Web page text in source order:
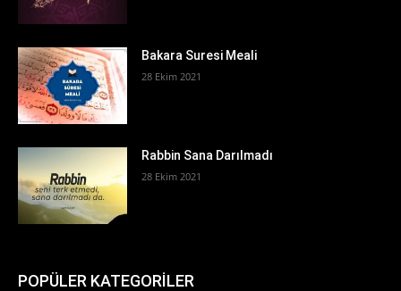
Bakara Suresi Meali
28 Ekim 2021
Rabbin Sana Darılmadı
28 Ekim 2021
POPÜLER KATEGORİLER